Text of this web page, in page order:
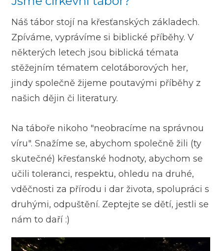
Náš tábor stojí na křesťanských základech.
Zpíváme, vyprávíme si biblické příběhy. V
některých letech jsou biblická témata
stěžejním tématem celotáborových her,
jindy společně žijeme poutavými příběhy z
našich dějin či literatury.
Na táboře nikoho "neobracíme na správnou
víru". Snažíme se, abychom společně žili (ty
skutečné) křesťanské hodnoty, abychom se
učili toleranci, respektu, ohledu na druhé,
vděčnosti za přírodu i dar života, spolupráci s
druhými, odpuštění. Zeptejte se dětí, jestli se
nám to daří :)